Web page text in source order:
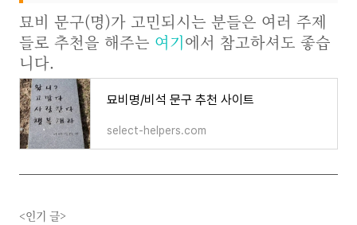
묘비 문구(명)가 고민되시는 분들은 여러 주제
들로 추천을 해주는 여기에서 참고하셔도 좋습
니다.
묘비명/비석 문구 추천 사이트
select-helpers.com
<인기 글>